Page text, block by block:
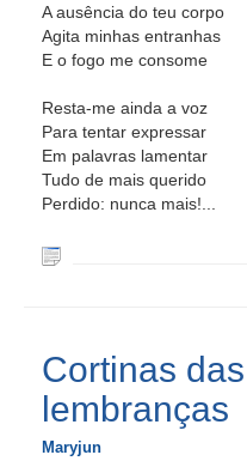
A ausência do teu corpo
Agita minhas entranhas
E o fogo me consome
Resta-me ainda a voz
Para tentar expressar
Em palavras lamentar
Tudo de mais querido
Perdido: nunca mais!...
Cortinas das
lembranças
Maryjun